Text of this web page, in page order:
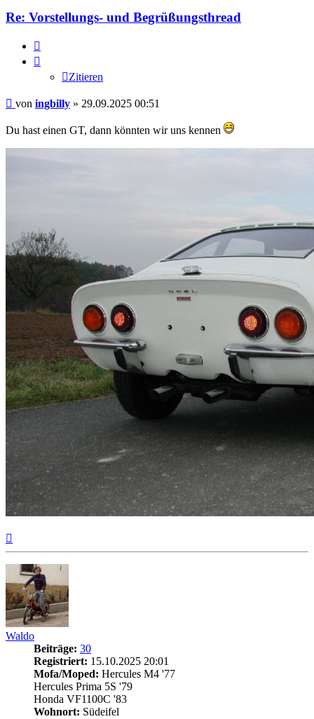
Re: Vorstellungs- und Begrüßungsthread
Zitieren
Beitrag
von ingbilly » 29.09.2025 00:51
Du hast einen GT, dann könnten wir uns kennen
Waldo
Beiträge: 30
Registriert: 15.10.2025 20:01
Mofa/Moped: Hercules M4 '77
Hercules Prima 5S '79
Honda VF1100C '83
Wohnort: Südeifel